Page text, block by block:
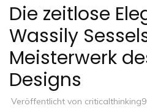
Die zeitlose
Wassily
Meisterwerk
Designs
Veröffentlicht von